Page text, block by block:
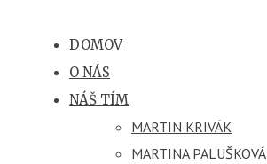
DOMOV
O NÁS
NÁŠ TÍM
MARTIN KRIVÁK
MARTINA PALUŠKOVÁ